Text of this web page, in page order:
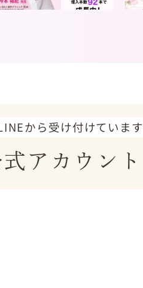
から受け付けています
アカウント